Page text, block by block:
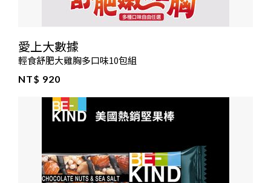
愛上大數據
輕食舒肥大雞胸多口味10包組
NT$ 920